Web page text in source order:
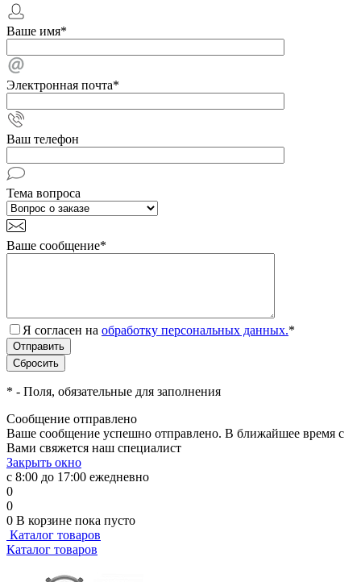
Ваше имя*
Электронная почта*
Ваш телефон
Тема вопроса
Ваше сообщение*
Я согласен на обработку персональных данных.*
* - Поля, обязательные для заполнения
Сообщение отправлено
Ваше сообщение успешно отправлено. В ближайшее время с
Вами свяжется наш специалист
Закрыть окно
с 8:00 до 17:00 ежедневно
0
0
0 В корзине пока пусто
Каталог товаров
Каталог товаров